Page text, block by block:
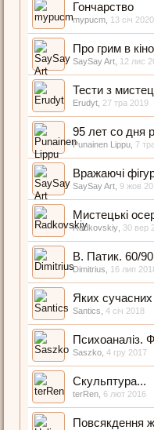
Гончарство
mypucm 13 січ 2020
Про грим в кіно
SaySay Art 12 лис
Тести з
Erudyt 27 тра 2019
95 лет со дня
Punainen Lippu 7
Вражаючі
SaySay Art 9 жов
Мистецькі
Radkovskiy 30 вер
В. Патик. 60/90
Dimitrius 16 лип
Яких сучасних
Santics 4 січ 2018
Психоаналіз.
Saszko 4 гру 2017
Скульптура...
terRen 6 лют 2016
Повсякдення